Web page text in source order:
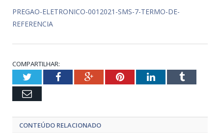
PREGAO-ELETRONICO-0012021-SMS-7-TERMO-DE-
REFERENCIA
COMPARTILHAR:
TwitterFacebookGoogle+PinterestLinkedInTumblr
Email
CONTEÚDO RELACIONADO